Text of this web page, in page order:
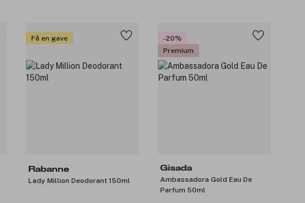
Få en gave
Rabanne
Lady Million Deodorant 150ml
-20%
Premium
Gisada
Ambassadora Gold Eau De
Parfum 50ml